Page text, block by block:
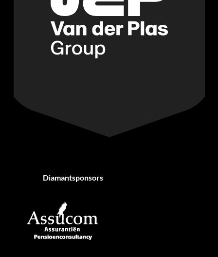
Diamantsponsors